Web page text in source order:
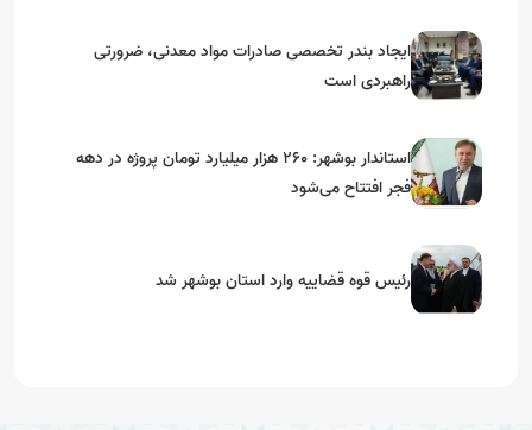
ایجاد بندر تخصصی صادرات مواد معدنی، ضرورتی
راهبردی است
استاندار بوشهر: ۲۶۰ هزار میلیارد تومان پروژه در دهه
فجر افتتاح می‌شود
رئیس قوه قضاییه وارد استان بوشهر شد